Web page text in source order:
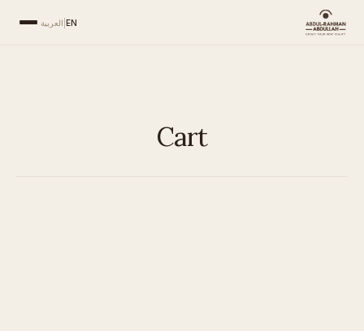
EN العربية
Cart